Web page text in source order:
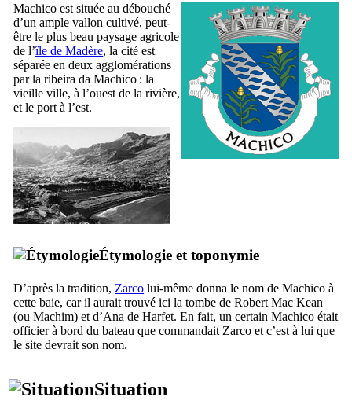
Machico est située au débouché
d’un ample vallon cultivé, peut-
être le plus beau paysage agricole
de l’île de Madère, la cité est
séparée en deux agglomérations
par la ribeira da Machico : la
vieille ville, à l’ouest de la rivière,
et le port à l’est.
Étymologie et toponymie
D’après la tradition, Zarco lui-même donna le nom de Machico à
cette baie, car il aurait trouvé ici la tombe de Robert Mac Kean
(ou Machim) et d’Ana de Harfet. En fait, un certain Machico était
officier à bord du bateau que commandait Zarco et c’est à lui que
le site devrait son nom.
Situation